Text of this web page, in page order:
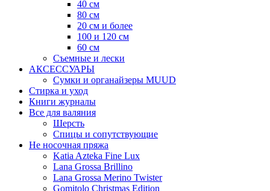
40 см
80 см
20 см и более
100 и 120 см
60 см
Съемные и лески
АКСЕССУАРЫ
Сумки и органайзеры MUUD
Стирка и уход
Книги журналы
Все для валяния
Шерсть
Спицы и сопутствующие
Не носочная пряжа
Katia Azteka Fine Lux
Lana Grossa Brillino
Lana Grossa Merino Twister
Gomitolo Christmas Edition